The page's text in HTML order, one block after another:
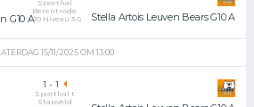
G10 A
Sporthal
Berentrode
U10 Niveau 3 G
Stella Artois Leuven Bears G10 A
15/11/2025 OM 13:00
1 - 1
Sporthal t
Stapveld